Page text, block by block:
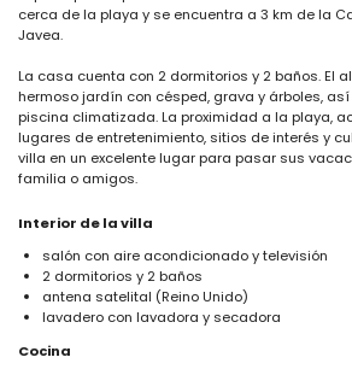
cerca de la playa y se encuentra a 3 km de la
Javea.
La casa cuenta con 2 dormitorios y 2 baños. El
hermoso jardín con césped, grava y árboles,
piscina climatizada. La proximidad a la playa,
lugares de entretenimiento, sitios de interés y
villa en un excelente lugar para pasar sus
familia o amigos.
Interior de la villa
salón con aire acondicionado y televisión
2 dormitorios y 2 baños
antena satelital (Reino Unido)
lavadero con lavadora y secadora
Cocina